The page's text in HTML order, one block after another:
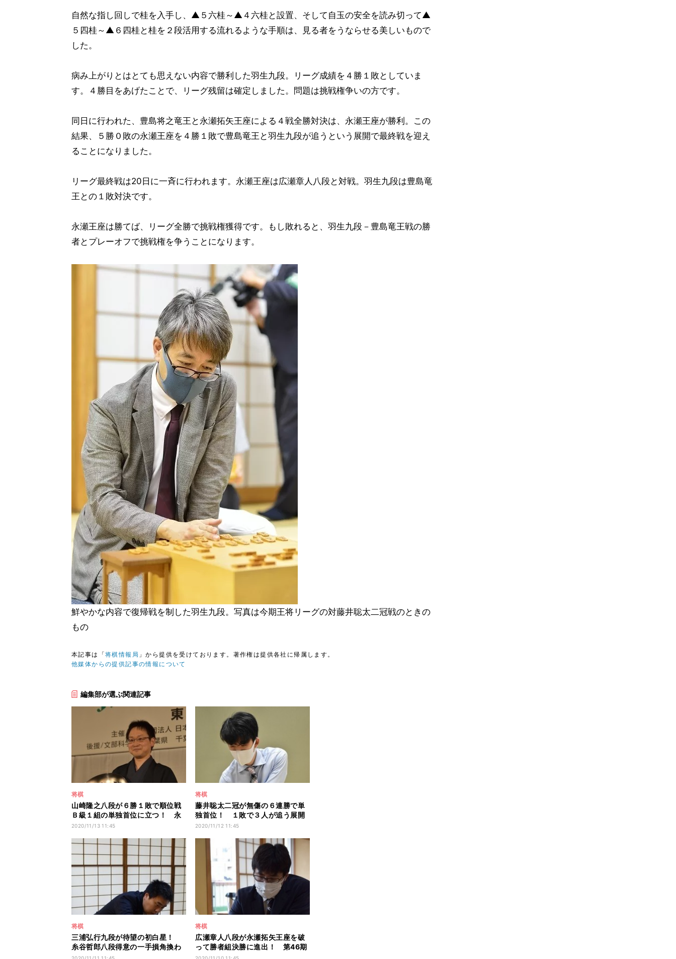
自然な指し回しで桂を入手し、▲５六桂～▲４六桂と設置、そして自玉の安全を読み切って▲
５四桂～▲６四桂と桂を２段活用する流れるような手順は、見る者をうならせる美しいもので
した。
病み上がりとはとても思えない内容で勝利した羽生九段。リーグ成績を４勝１敗としていま
す。４勝目をあげたことで、リーグ残留は確定しました。問題は挑戦権争いの方です。
同日に行われた、豊島将之竜王と永瀬拓矢王座による４戦全勝対決は、永瀬王座が勝利。この
結果、５勝０敗の永瀬王座を４勝１敗で豊島竜王と羽生九段が追うという展開で最終戦を迎え
ることになりました。
リーグ最終戦は20日に一斉に行われます。永瀬王座は広瀬章人八段と対戦。羽生九段は豊島竜
王との１敗対決です。
永瀬王座は勝てば、リーグ全勝で挑戦権獲得です。もし敗れると、羽生九段－豊島竜王戦の勝
者とプレーオフで挑戦権を争うことになります。
鮮やかな内容で復帰戦を制した羽生九段。写真は今期王将リーグの対藤井聡太二冠戦のときの
もの
本記事は「将棋情報局 」から提供を受けております。著作権は提供各社に帰属します。
他媒体からの提供記事の情報について
編集部が選ぶ関連記事
将棋
山崎隆之八段が６勝１敗で順位戦
Ｂ級１組の単独首位に立つ！ 永
瀬拓矢王座は２敗に後退
2020/11/13 11:45
将棋
藤井聡太二冠が無傷の６連勝で単
独首位！ １敗で３人が追う展開
に 第79期順位戦Ｂ級２組
2020/11/12 11:45
将棋
三浦弘行九段が待望の初白星！
糸谷哲郎八段得意の一手損角換わ
りを破る 第79期Ａ級順位戦
2020/11/11 11:45
将棋
広瀬章人八段が永瀬拓矢王座を破
って勝者組決勝に進出！ 第46期
棋王戦挑戦者決定トーナメント
2020/11/10 11:45